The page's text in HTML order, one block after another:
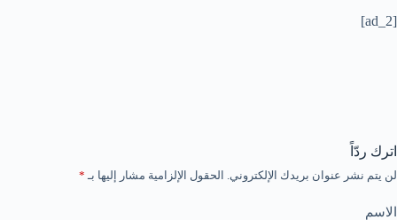
[ad_2]
اترك ردّاً
لن يتم نشر عنوان بريدك الإلكتروني. الحقول الإلزامية مشار إليها بـ *
الاسم